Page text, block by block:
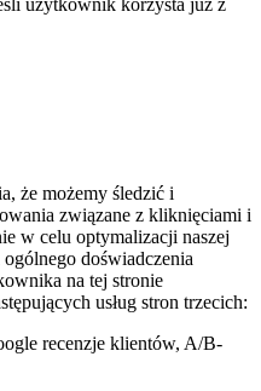
użytkownik korzysta już z
że możemy śledzić i
związane z kliknięciami i
w celu optymalizacji naszej
doświadczenia
na tej stronie
usług stron trzecich:
recenzje klientów, A/B-